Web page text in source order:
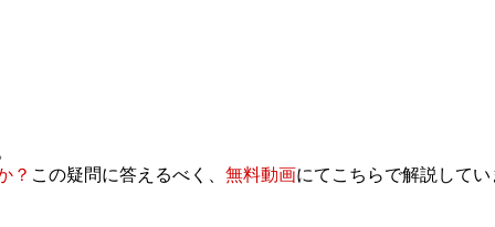
？ この疑問に答えるべく、 無料動画にてこちらで解説してい